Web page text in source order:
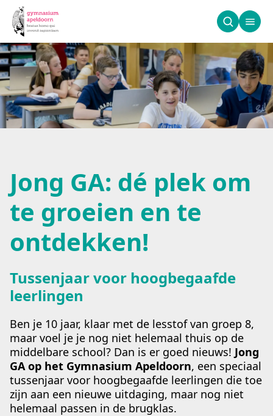
Jong GA: dé plek
Jong GA: dé plek om
te groeien en te
ontdekken!
Tussenjaar voor hoogbegaafde
leerlingen
Ben je 10 jaar, klaar met de lesstof van groep 8,
maar voel je je nog niet helemaal thuis op de
middelbare school? Dan is er goed nieuws! Jong
GA op het Gymnasium Apeldoorn, een speciaal
tussenjaar voor hoogbegaafde leerlingen die toe
zijn aan een nieuwe uitdaging, maar nog niet
helemaal passen in de brugklas.